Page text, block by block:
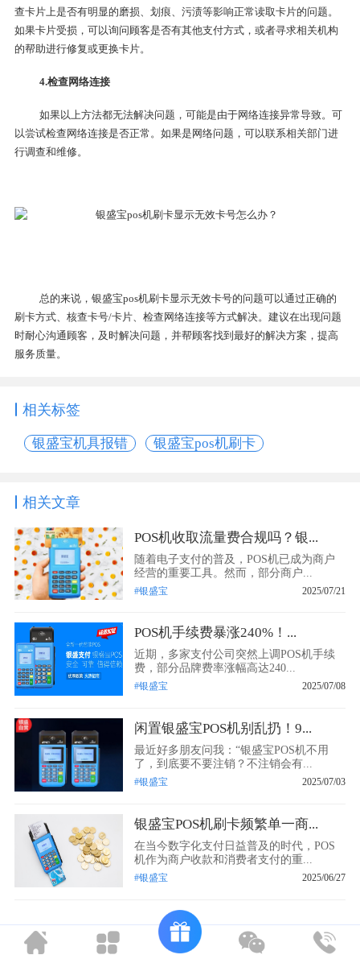
查卡片上是否有明显的磨损、划痕、污渍等影响正常读取卡片的问题。
如果卡片受损，可以询问顾客是否有其他支付方式，或者寻求相关机构
的帮助进行修复或更换卡片。
4.检查网络连接
如果以上方法都无法解决问题，可能是由于网络连接异常导致。可
以尝试检查网络连接是否正常。如果是网络问题，可以联系相关部门进
行调查和维修。
总的来说，银盛宝pos机刷卡显示无效卡号的问题可以通过正确的
刷卡方式、核查卡号/卡片、检查网络连接等方式解决。建议在出现问题
时耐心沟通顾客，及时解决问题，并帮顾客找到最好的解决方案，提高
服务质量。
相关标签
银盛宝机具报错 银盛宝pos机刷卡
相关文章
POS机收取流量费合规吗？银...
随着电子支付的普及，POS机已成为商户
经营的重要工具。然而，部分商户...
#银盛宝 2025/07/21
POS机手续费暴涨240%！...
近期，多家支付公司突然上调POS机手续
费，部分品牌费率涨幅高达240...
#银盛宝 2025/07/08
闲置银盛宝POS机别乱扔！9...
最近好多朋友问我：“银盛宝POS机不用
了，到底要不要注销？不注销会有...
#银盛宝 2025/07/03
银盛宝POS机刷卡频繁单一商...
在当今数字化支付日益普及的时代，POS
机作为商户收款和消费者支付的重...
#银盛宝 2025/06/27